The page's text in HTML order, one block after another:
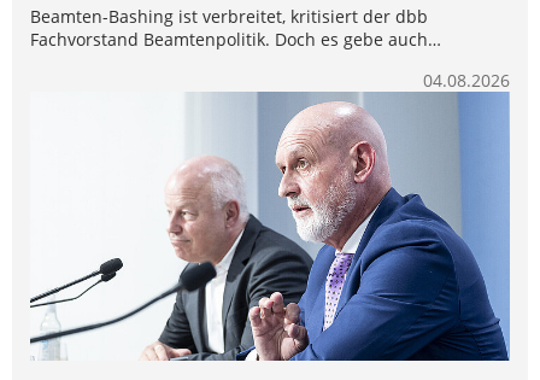
Beamten-Bashing ist verbreitet, kritisiert der dbb
Fachvorstand Beamtenpolitik. Doch es gebe auch…
04.08.2026